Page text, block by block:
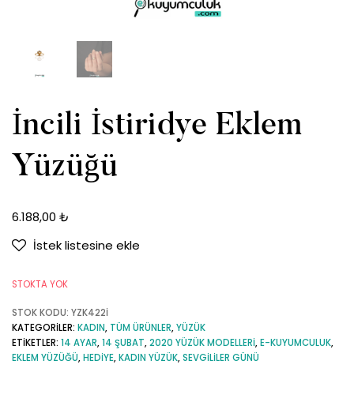
İncili İstiridye Eklem
Yüzüğü
6.188,00 ₺
İstek listesine ekle
STOKTA YOK
STOK KODU: YZK422İ
KATEGORILER: KADIN, TÜM ÜRÜNLER,YÜZÜK
ETIKETLER: 14 AYAR,14 ŞUBAT,2020 YÜZÜK MODELLERI,E-KUYUMCULUK,
EKLEM YÜZÜĞÜ,HEDIYE,KADIN YÜZÜK,SEVGILILER GÜNÜ